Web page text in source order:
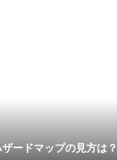
ードマップの見方は